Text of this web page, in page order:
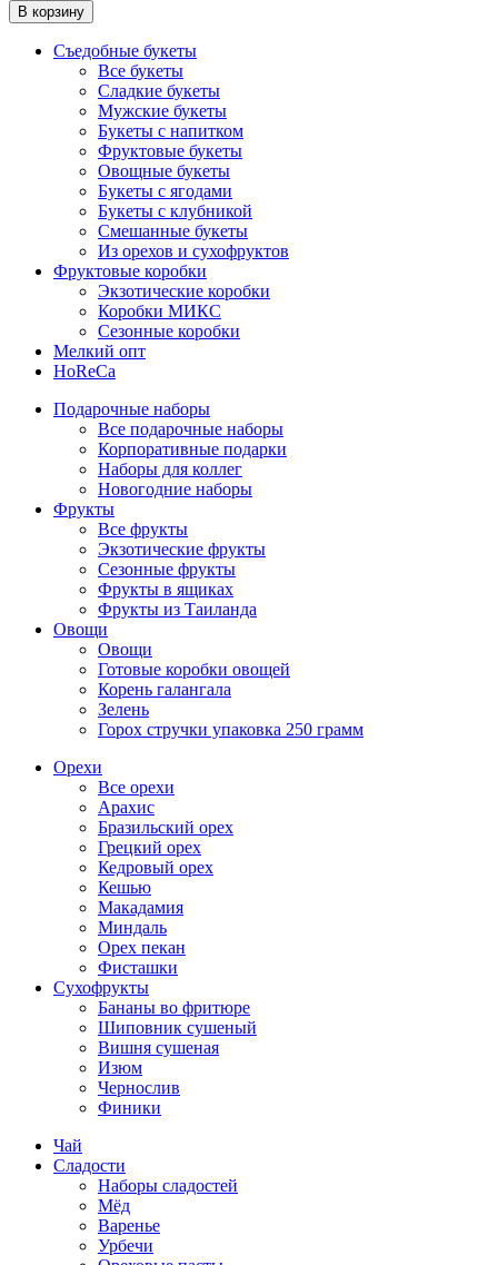
В корзину
Съедобные букеты
Все букеты
Сладкие букеты
Мужские букеты
Букеты с напитком
Фруктовые букеты
Овощные букеты
Букеты с ягодами
Букеты с клубникой
Смешанные букеты
Из орехов и сухофруктов
Фруктовые коробки
Экзотические коробки
Коробки МИКС
Сезонные коробки
Мелкий опт
HoReCa
Подарочные наборы
Все подарочные наборы
Корпоративные подарки
Наборы для коллег
Новогодние наборы
Фрукты
Все фрукты
Экзотические фрукты
Сезонные фрукты
Фрукты в ящиках
Фрукты из Таиланда
Овощи
Овощи
Готовые коробки овощей
Корень галангала
Зелень
Горох стручки упаковка 250 грамм
Орехи
Все орехи
Арахис
Бразильский орех
Грецкий орех
Кедровый орех
Кешью
Макадамия
Миндаль
Орех пекан
Фисташки
Сухофрукты
Бананы во фритюре
Шиповник сушеный
Вишня сушеная
Изюм
Чернослив
Финики
Чай
Сладости
Наборы сладостей
Мёд
Варенье
Урбечи